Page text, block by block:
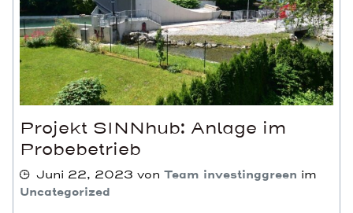
Projekt SINNhub: Anlage im
Probebetrieb
Juni 22, 2023 von Team investinggreen im
Uncategorized